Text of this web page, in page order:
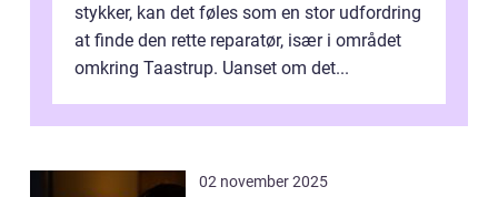
stykker, kan det føles som en stor udfordring
at finde den rette reparatør, især i området
omkring Taastrup. Uanset om det...
02 november 2025